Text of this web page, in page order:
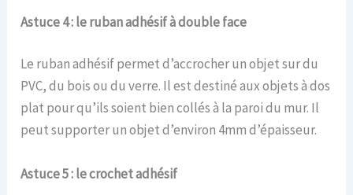
Astuce 4 : le ruban adhésif à double face
Le ruban adhésif permet d’accrocher un objet sur du
PVC, du bois ou du verre. Il est destiné aux objets à dos
plat pour qu’ils soient bien collés à la paroi du mur. Il
peut supporter un objet d’environ 4mm d’épaisseur.
Astuce 5 : le crochet adhésif